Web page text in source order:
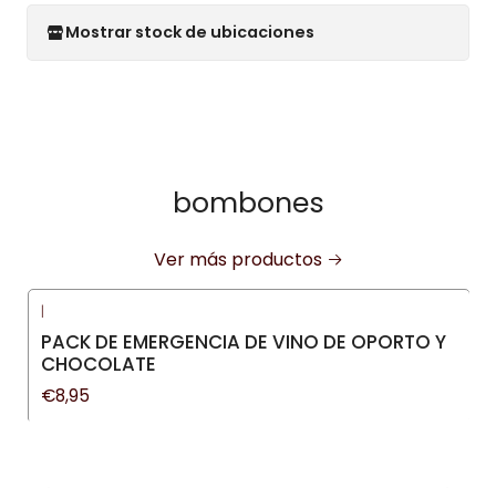
Mostrar stock de ubicaciones
bombones
Ver más productos
|
PACK DE EMERGENCIA DE VINO DE OPORTO Y
CHOCOLATE
€8,95